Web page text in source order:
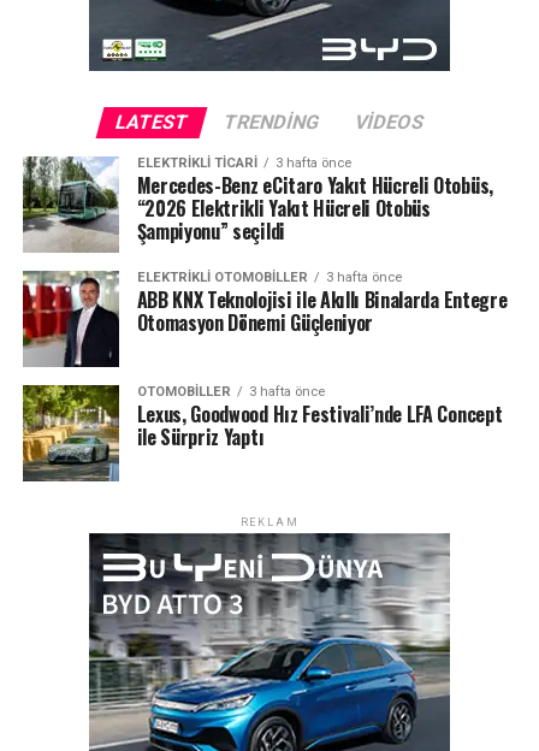
birlikte somut bir zemine kavuşuyor. TOBFED olarak,
bağlı derneklerimiz ve sektör temsilcileriyle birlikte bu
düzenlemeyle birlikte hem hizmet kalitesi yükselecek
hem de tüketici güveni kalıcı şekilde güçlenecek. Bu
süreci sektörümüz adına tarihi bir adım olarak
değerlendiriyoruz.”
Yeni Dönem: Daha Güvenli, Daha Şeffaf Bir Pazar
Yönetmeliğin yürürlüğe girmesiyle birlikte:
Ekspertiz hizmetlerinde kalite standardizasyonu
sağlanacak
Tüketici mağduriyetleri önemli ölçüde azalacak
Kayıt dışı ve standart dışı uygulamalar ortadan
Sektörde güven temelli bir yapı güçlenecek
Böylece ikinci el araç ticaretinde ekspertiz, sistemin en
kritik güven unsurlarından biri haline gelecek.
LATEST TRENDING VIDEOS
ELEKTRIKLI TICARI 3 hafta önce
Mercedes-Benz eCitaro Yakıt Hücreli Otobüs,
“2026 Elektrikli Yakıt Hücreli Otobüs
Şampiyonu” seçildi
ELEKTRIKLI OTOMOBILLER 3 hafta önce
ABB KNX Teknolojisi ile Akıllı Binalarda Entegre
Otomasyon Dönemi Güçleniyor
OTOMOBILLER 3 hafta önce
Lexus, Goodwood Hız Festivali’nde LFA Concept
ile Sürpriz Yaptı
REKLAM